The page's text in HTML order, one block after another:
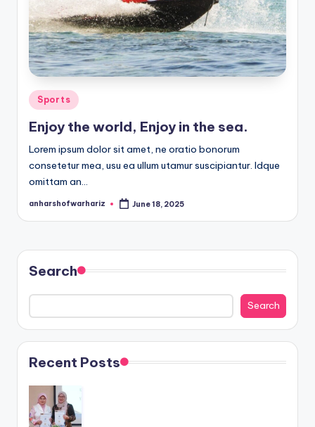
w
r
a
Posted
in
Sports
Enjoy the world, Enjoy in the sea.
Lorem ipsum dolor sit amet, ne oratio bonorum
consetetur mea, usu ea ullum utamur suscipiantur. Idque
omittam an…
Posted
anharshofwarhariz June 18, 2025
Search
Search
Recent Posts